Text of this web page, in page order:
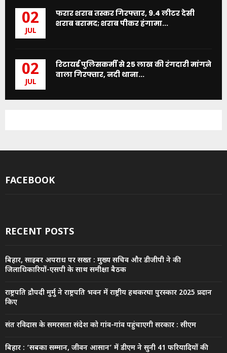
02
JUL
फरार शराब तस्कर गिरफ्तार, 9.4 लीटर देसी
शराब बरामद; शराब पीकर हंगामा...
02
JUL
रिटायर्ड पुलिसकर्मी से 25 लाख की रंगदारी मांगने
वाला गिरफ्तार, नदी थाना...
FACEBOOK
RECENT POSTS
बिहार, साइबर अपराध पर सख्त : मुख्य सचिव और डीजीपी ने की
जिलाधिकारियों-एसपी के साथ समीक्षा बैठक
राष्ट्रपति द्रौपदी मुर्मु ने राष्ट्रपति भवन में राष्ट्रीय हथकरघा पुरस्कार 2025 प्रदान
किए
संत रविदास के समरसता संदेश को गांव-गांव पहुंचाएगी सरकार : सीएम
बिहार : ‘सबका सम्मान, जीवन आसान’ में डीएम ने सुनी 41 फरियादियों की